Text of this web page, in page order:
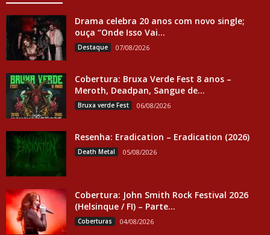
Drama celebra 20 anos com novo single;
ouça “Onde Isso Vai...
Destaque 07/08/2026
Cobertura: Bruxa Verde Fest 8 anos –
Meroth, Deadpan, Sangue de...
Bruxa verde Fest 06/08/2026
Resenha: Eradication – Eradication (2026)
Death Metal 05/08/2026
Cobertura: John Smith Rock Festival 2026
(Helsinque / FI) – Parte...
Coberturas 04/08/2026